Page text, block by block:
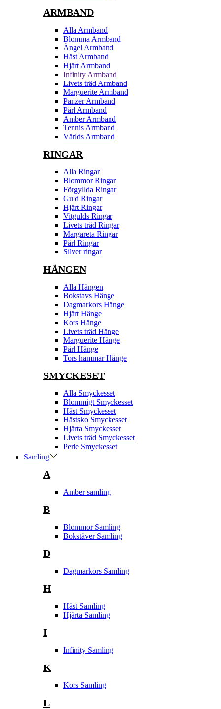
ARMBAND
Alla Armband
Blomma Armband
Ängel Armband
Häst Armband
Hjärt Armband
Infinity Armband
Livets träd Armband
Marguerite Armband
Panzer Armband
Pärl Armband
Amber Armband
Tennis Armband
Världs Armband
RINGAR
Alla Ringar
Blommor Ringar
Förgyllda Ringar
Guld Ringar
Hjärt Ringar
Vitgulds Ringar
Livets träd Ringar
Margareta Ringar
Pärl Ringar
Silver ringar
HÄNGEN
Alla Hängen
Bokstavs Hänge
Dagmarkors Hänge
Hjärt Hänge
Kors Hänge
Livets träd Hänge
Marguerite Hänge
Pärl Hänge
Tors hammar Hänge
SMYCKESET
Alla Smyckesset
Blommigt Smyckesset
Häst Smyckesset
Hästsko Smyckesset
Hjärta Smyckesset
Livets träd Smyckesset
Perle Smyckesset
Samling
A
Amber samling
B
Blommor Samling
Bokstäver Samling
D
Dagmarkors Samling
H
Häst Samling
Hjärta Samling
I
Infinity Samling
K
Kors Samling
L